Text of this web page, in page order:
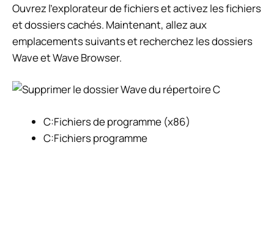
Ouvrez l’explorateur de fichiers et activez les fichiers
et dossiers cachés. Maintenant, allez aux
emplacements suivants et recherchez les dossiers
Wave et Wave Browser.
C:Fichiers de programme (x86)
C:Fichiers programme